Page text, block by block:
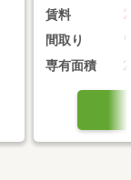
賃料
間取り
専有面積